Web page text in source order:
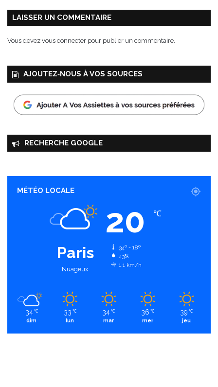
LAISSER UN COMMENTAIRE
Vous devez vous connecter pour publier un commentaire.
AJOUTEZ‑NOUS À VOS SOURCES
RECHERCHE GOOGLE
MÉTÉO LOCALE
Paris
Nuageux
20 ℃
34º - 18º
43%
1.1 km/h
34 ℃
dim
33 ℃
lun
34 ℃
mar
36 ℃
mer
39 ℃
jeu